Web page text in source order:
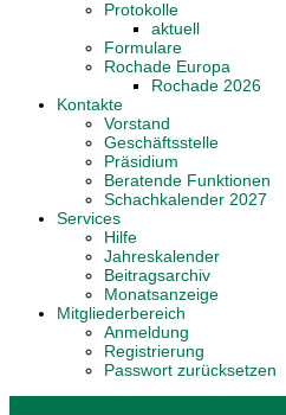
Protokolle
aktuell
Formulare
Rochade Europa
Rochade 2026
Kontakte
Vorstand
Geschäftsstelle
Präsidium
Beratende Funktionen
Schachkalender 2027
Services
Hilfe
Jahreskalender
Beitragsarchiv
Monatsanzeige
Mitgliederbereich
Anmeldung
Registrierung
Passwort zurücksetzen